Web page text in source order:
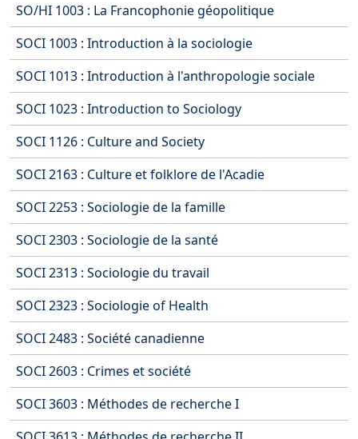
SO/HI 1003 : La Francophonie géopolitique
SOCI 1003 : Introduction à la sociologie
SOCI 1013 : Introduction à l'anthropologie sociale
SOCI 1023 : Introduction to Sociology
SOCI 1126 : Culture and Society
SOCI 2163 : Culture et folklore de l'Acadie
SOCI 2253 : Sociologie de la famille
SOCI 2303 : Sociologie de la santé
SOCI 2313 : Sociologie du travail
SOCI 2323 : Sociologie of Health
SOCI 2483 : Société canadienne
SOCI 2603 : Crimes et société
SOCI 3603 : Méthodes de recherche I